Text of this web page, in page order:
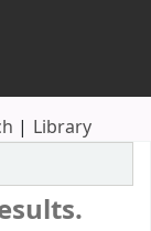
Library